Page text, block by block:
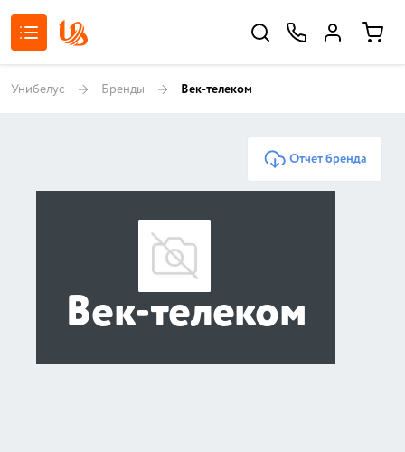
Унибелус Бренды Век-телеком
Отчет бренда
Век-телеком